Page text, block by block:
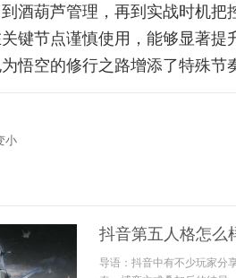
酒葫芦管理，再到实战时机
键节点谨慎使用，能够显著
悟空的修行之路增添了特殊节
小
抖音第五人格怎么
导语：抖音中有不少玩家分